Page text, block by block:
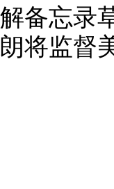
解备忘录
朗将监督